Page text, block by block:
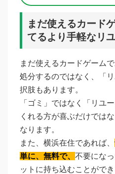
まだ使えるカード
てるより手軽なリ
まだ使えるカードゲーム
処分するのではなく、「
択肢もあります。
「ゴミ」ではなく「リユ
くれる方が喜ぶだけでは
なります。
また、横浜在住であれば、
単に、無料で、 不要にな
ットに持ち込むことができ